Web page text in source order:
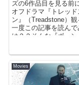
ズの6作品目を見る前
オフドラマ『トレッド
ン』（Treadstone）観
一度この記事を読んで
は？？そんな『ボーン
Movies